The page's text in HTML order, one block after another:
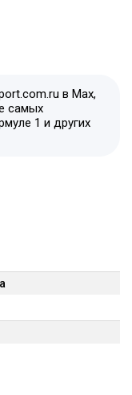
в Max,
самых
1 и других